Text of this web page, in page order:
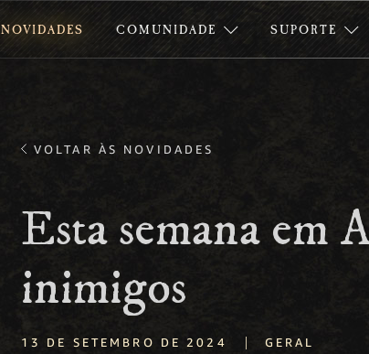
NOVIDADES COMUNIDADE SUPORTE
VOLTAR ÀS NOVIDADES
Esta semana em
inimigos
13 DE SETEMBRO DE 2024 | GERAL